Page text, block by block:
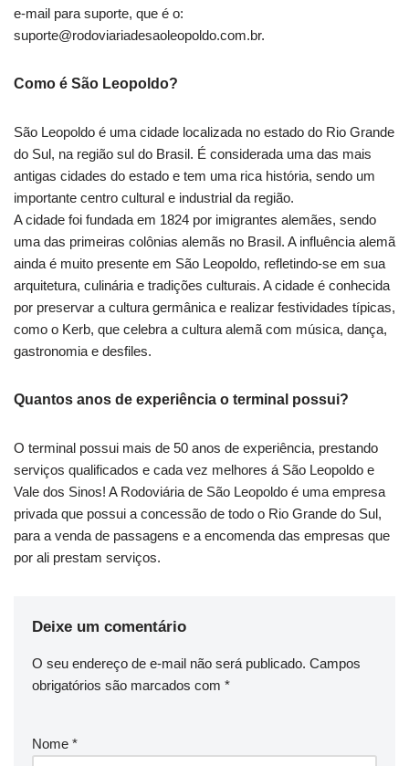
e-mail para suporte, que é o:
suporte@rodoviariadesaoleopoldo.com.br.
Como é São Leopoldo?
São Leopoldo é uma cidade localizada no estado do Rio Grande
do Sul, na região sul do Brasil. É considerada uma das mais
antigas cidades do estado e tem uma rica história, sendo um
importante centro cultural e industrial da região.
A cidade foi fundada em 1824 por imigrantes alemães, sendo
uma das primeiras colônias alemãs no Brasil. A influência alemã
ainda é muito presente em São Leopoldo, refletindo-se em sua
arquitetura, culinária e tradições culturais. A cidade é conhecida
por preservar a cultura germânica e realizar festividades típicas,
como o Kerb, que celebra a cultura alemã com música, dança,
gastronomia e desfiles.
Quantos anos de experiência o terminal possui?
O terminal possui mais de 50 anos de experiência, prestando
serviços qualificados e cada vez melhores á São Leopoldo e
Vale dos Sinos! A Rodoviária de São Leopoldo é uma empresa
privada que possui a concessão de todo o Rio Grande do Sul,
para a venda de passagens e a encomenda das empresas que
por ali prestam serviços.
Deixe um comentário
O seu endereço de e-mail não será publicado. Campos
obrigatórios são marcados com *
Nome *